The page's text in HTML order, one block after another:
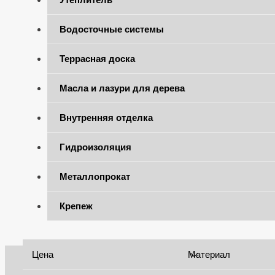
Водосточные системы
Террасная доска
Масла и лазури для дерева
Внутренняя отделка
Гидроизоляция
Металлопрокат
Крепеж
Цена Материал